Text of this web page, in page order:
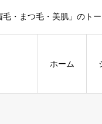
・まつ毛・美肌」のトー
ホーム